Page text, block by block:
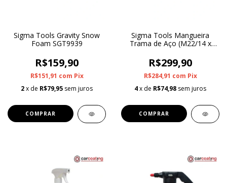
Sigma Tools Gravity Snow
Foam SGT9939
R$159,90
R$151,91 com Pix
2x de R$79,95 sem juros
Sigma Tools Mangueira
Trama de Aço (M22/14 x
Pressao 12M
R$299,90
R$284,91 com Pix
4x de R$74,98 sem juros